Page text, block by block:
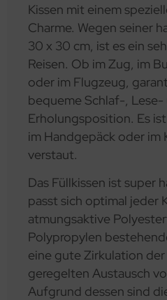
Kissen mit einem
Charme. Wegen seiner
30 x 30 cm, ist es ein
Reisen. Ob im Zug, im
oder im Flugzeug,
bequeme Schlaf-, Lese-
Erholungsposition. Es
im Handgepäck oder im
verstaut.
Das Füllkissen ist super
passt sich optimal jeder
atmungsaktive
Polypropylen
eine gute Zirkulation
geregelten Austausch
Aufgrund dessen sind